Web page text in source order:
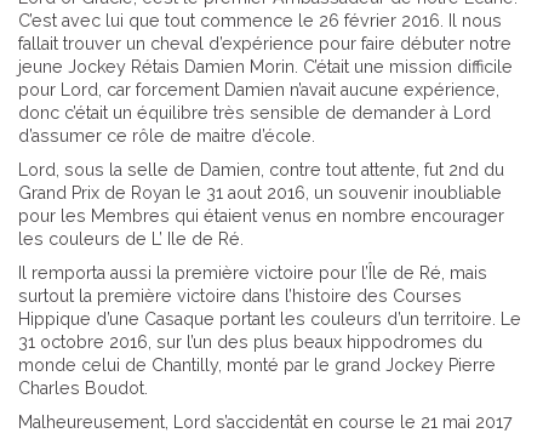
C’est avec lui que tout commence le 26 février 2016. Il nous
fallait trouver un cheval d’expérience pour faire débuter notre
jeune Jockey Rétais Damien Morin. C’était une mission difficile
pour Lord, car forcement Damien n’avait aucune expérience,
donc c’était un équilibre très sensible de demander à Lord
d’assumer ce rôle de maitre d’école.
Lord, sous la selle de Damien, contre tout attente, fut 2nd du
Grand Prix de Royan le 31 aout 2016, un souvenir inoubliable
pour les Membres qui étaient venus en nombre encourager
les couleurs de L’ Ile de Ré.
Il remporta aussi la première victoire pour l’Île de Ré, mais
surtout la première victoire dans l’histoire des Courses
Hippique d’une Casaque portant les couleurs d’un territoire. Le
31 octobre 2016, sur l’un des plus beaux hippodromes du
monde celui de Chantilly, monté par le grand Jockey Pierre
Charles Boudot.
Malheureusement, Lord s’accidentât en course le 21 mai 2017